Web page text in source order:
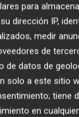
y un
La
deltítulo
de
como consta
para
dirección IP,
medir
de
de datos de
solo a este sitio
tiene
en